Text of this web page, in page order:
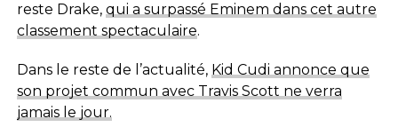
reste Drake, qui a surpassé Eminem dans cet autre
classement spectaculaire.
Dans le reste de l’actualité, Kid Cudi annonce que
son projet commun avec Travis Scott ne verra
jamais le jour.